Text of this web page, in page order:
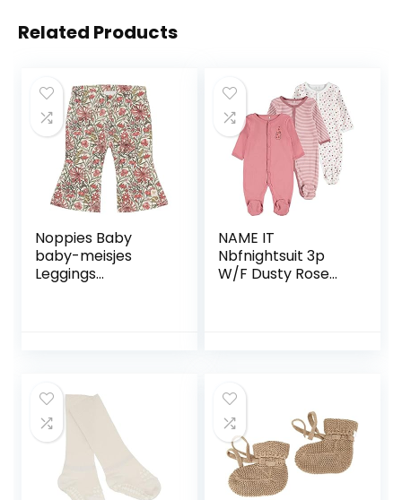
Related Products
Noppies Baby
baby-meisjes
Leggings
NAME IT
Nbfnightsuit 3p
W/F Dusty Rose